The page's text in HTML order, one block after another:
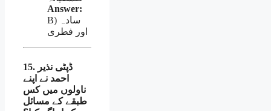
Answer:
B) سادہ
اور فطری
15. ڈپٹی نذیر
احمد نے اپنے
ناولوں میں کس
طبقے کے مسائل